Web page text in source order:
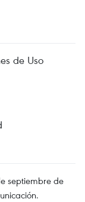
de Uso
septiembre de